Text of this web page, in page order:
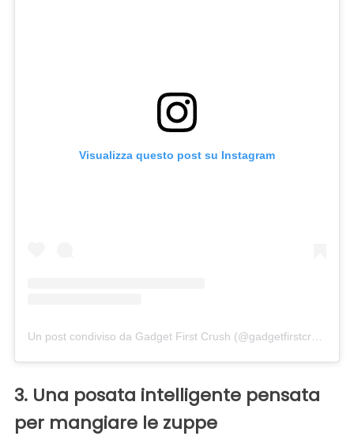
Visualizza questo post su Instagram
3. Una posata intelligente pensata
per mangiare le zuppe